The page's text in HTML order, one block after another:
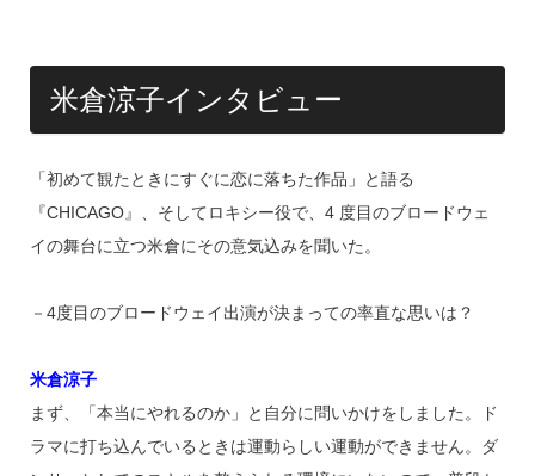
米倉涼子インタビュー
「初めて観たときにすぐに恋に落ちた作品」と語る
『CHICAGO』、そしてロキシー役で、4 度目のブロードウェ
イの舞台に立つ米倉にその意気込みを聞いた。
－4度目のブロードウェイ出演が決まっての率直な思いは？
米倉涼子
まず、「本当にやれるのか」と自分に問いかけをしました。ド
ラマに打ち込んでいるときは運動らしい運動ができません。ダ